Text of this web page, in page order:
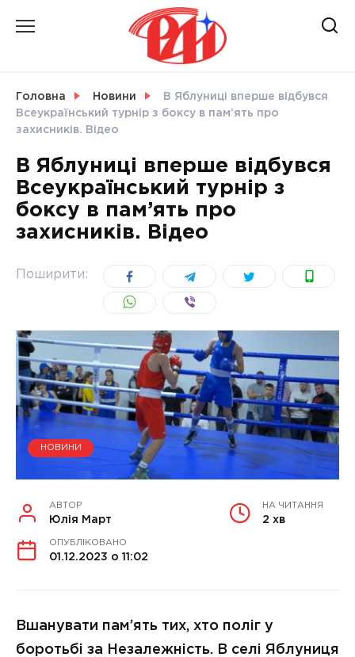
СВІТ
УКРАЇНА
Головна Новини
В Яблуниці вперше відбувся
Всеукраїнський турнір з боксу в пам’ять про
захисників. Відео
В Яблуниці вперше відбувся
Всеукраїнський турнір з
боксу в пам’ять про
захисників. Відео
Поширити:
НОВИНИ
АВТОР
Юлія Март
НА ЧИТАННЯ
2 хв
ОПУБЛІКОВАНО
01.12.2023 о 11:02
Вшанувати пам’ять тих, хто поліг у
боротьбі за Незалежність. В селі Яблуниця